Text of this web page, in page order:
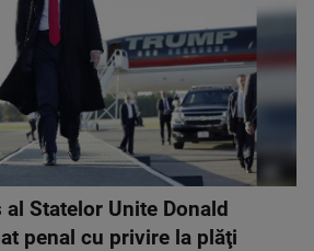
al Statelor Unite Donald
penal cu privire la plăţi